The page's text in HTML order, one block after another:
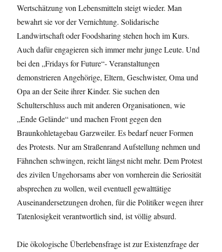
Wertschätzung von Lebensmitteln steigt wieder. Man
bewahrt sie vor der Vernichtung. Solidarische
Landwirtschaft oder Foodsharing stehen hoch im Kurs.
Auch dafür engagieren sich immer mehr junge Leute. Und
bei den „Fridays for Future“- Veranstaltungen
demonstrieren Angehörige, Eltern, Geschwister, Oma und
Opa an der Seite ihrer Kinder. Sie suchen den
Schulterschluss auch mit anderen Organisationen, wie
„Ende Gelände“ und machen Front gegen den
Braunkohletagebau Garzweiler. Es bedarf neuer Formen
des Protests. Nur am Straßenrand Aufstellung nehmen und
Fähnchen schwingen, reicht längst nicht mehr. Dem Protest
des zivilen Ungehorsams aber von vornherein die Seriosität
absprechen zu wollen, weil eventuell gewalttätige
Auseinandersetzungen drohen, für die Politiker wegen ihrer
Tatenlosigkeit verantwortlich sind, ist völlig absurd.
Die ökologische Überlebensfrage ist zur Existenzfrage der